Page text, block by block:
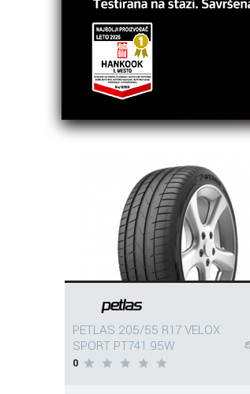
PETLAS 205/55 R17 VELOX
SPORT PT741 95W
0